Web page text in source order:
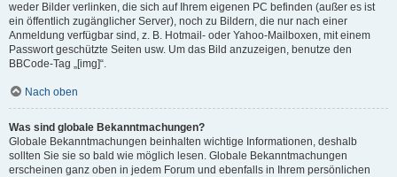
weder Bilder verlinken, die sich auf Ihrem eigenen PC befinden (außer es ist
ein öffentlich zugänglicher Server), noch zu Bildern, die nur nach einer
Anmeldung verfügbar sind, z. B. Hotmail- oder Yahoo-Mailboxen, mit einem
Passwort geschützte Seiten usw. Um das Bild anzuzeigen, benutze den
BBCode-Tag „[img]“.
Nach oben
Was sind globale Bekanntmachungen?
Globale Bekanntmachungen beinhalten wichtige Informationen, deshalb
sollten Sie sie so bald wie möglich lesen. Globale Bekanntmachungen
erscheinen ganz oben in jedem Forum und ebenfalls in Ihrem persönlichen